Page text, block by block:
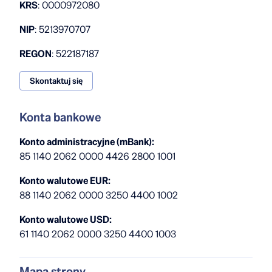
KRS: 0000972080
NIP: 5213970707
REGON: 522187187
Skontaktuj się
Konta bankowe
Konto administracyjne (mBank):
85 1140 2062 0000 4426 2800 1001
Konto walutowe EUR:
88 1140 2062 0000 3250 4400 1002
Konto walutowe USD:
61 1140 2062 0000 3250 4400 1003